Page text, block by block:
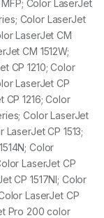
MFP; Color LaserJet
Color LaserJet
LaserJet CM
CM 1512W;
CP 1210; Color
LaserJet CP
CP 1216; Color
Color LaserJet
LaserJet CP 1513;
Color
LaserJet CP
CP 1517NI; Color
LaserJet CP
Pro 200 color